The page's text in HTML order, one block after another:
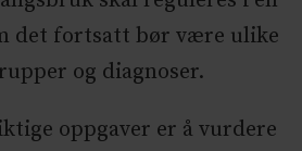
det fortsatt bør være ulike
og diagnoser.
oppgaver er å vurdere